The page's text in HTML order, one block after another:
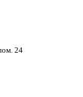
24